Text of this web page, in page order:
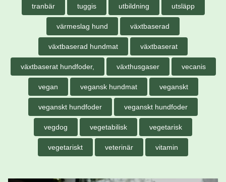
tranbär tuggis utbildning utsläpp
värmeslag hund växtbaserad
växtbaserad hundmat växtbaserat
växtbaserat hundfoder, växthusgaser vecanis
vegan vegansk hundmat veganskt
veganskt hundfoder veganskt hundfoder
vegdog vegetabilisk vegetarisk
vegetariskt veterinär vitamin